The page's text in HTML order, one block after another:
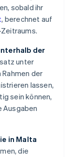
sobald ihr
, berechnet auf
der
unter
der
lassen,
sein können,
Ausgaben
in Malta
die